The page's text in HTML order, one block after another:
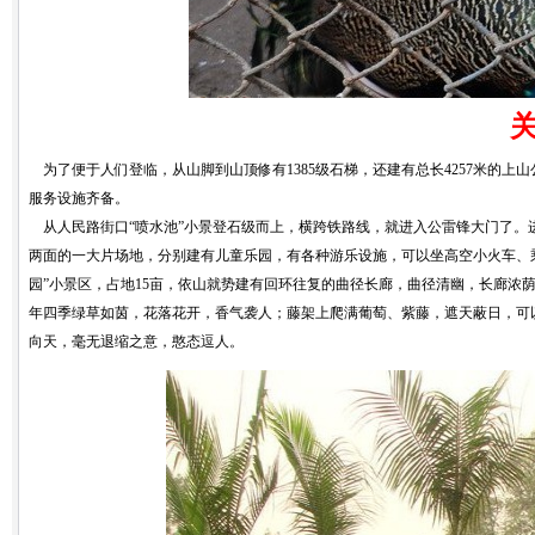
为了便于人们登临，从山脚到山顶修有1385级石梯，还建有总长4257米的上
服务设施齐备。
从人民路街口“喷水池”小景登石级而上，横跨铁路线，就进入公雷锋大门了
两面的一大片场地，分别建有儿童乐园，有各种游乐设施，可以坐高空小火车
园”小景区，占地15亩，依山就势建有回环往复的曲径长廊，曲径清幽，长廊
年四季绿草如茵，花落花开，香气袭人；藤架上爬满葡萄、紫藤，遮天蔽日，
向天，毫无退缩之意，憨态逗人。